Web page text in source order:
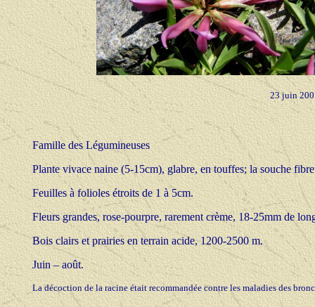
23 juin
Famille des Légumineuses
Plante vivace naine (5-15cm), glabre, en touffes; la souche
Feuilles à folioles étroits de 1 à 5cm.
Fleurs grandes, rose-pourpre, rarement crème, 18-25mm de
Bois clairs et prairies en terrain acide, 1200-2500 m.
Juin – août.
La décoction de la racine était recommandée contre les maladies des